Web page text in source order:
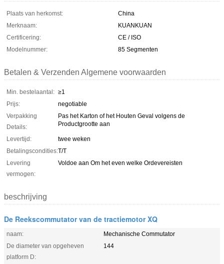
Plaats van herkomst:
China
Merknaam:
KUANKUAN
Certificering:
CE / ISO
Modelnummer:
85 Segmenten
Betalen & Verzenden Algemene voorwaarden
Min. bestelaantal: ≥1
Prijs:
negotiable
Verpakking
Details:
Pas het Karton of het Houten Geval volgens de
Productgrootte aan
Levertijd:
twee weken
Betalingscondities:T/T
Levering
vermogen:
Voldoe aan Om het even welke Ordevereisten
beschrijving
De Reekscommutator van de tractiemotor XQ
naam:
Mechanische Commutator
De diameter van opgeheven
platform D:
144